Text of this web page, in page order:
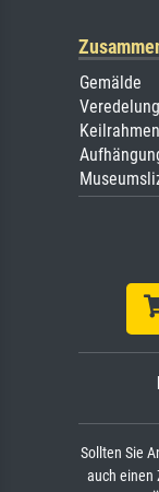
Gemälde
Veredelung
Keilrahmen
Sollten Sie
auch einen